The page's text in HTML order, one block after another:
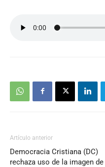
Artículo anterior
Democracia Cristiana (DC)
rechaza uso de la imagen de